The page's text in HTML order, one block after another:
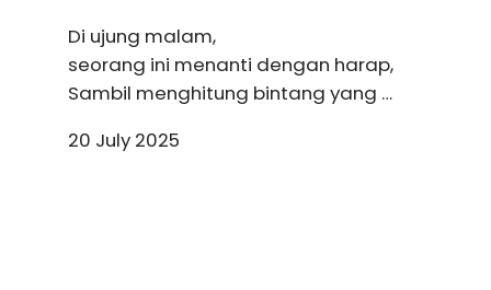
Di ujung malam,
seorang ini menanti dengan harap,
Sambil menghitung bintang yang …
20 July 2025